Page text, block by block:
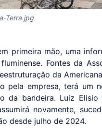
Terra.jpg
primeira mão, uma
Fontes da
da
pela empresa, terá um
da bandeira. Luiz
novamente,
desde julho de 2024.